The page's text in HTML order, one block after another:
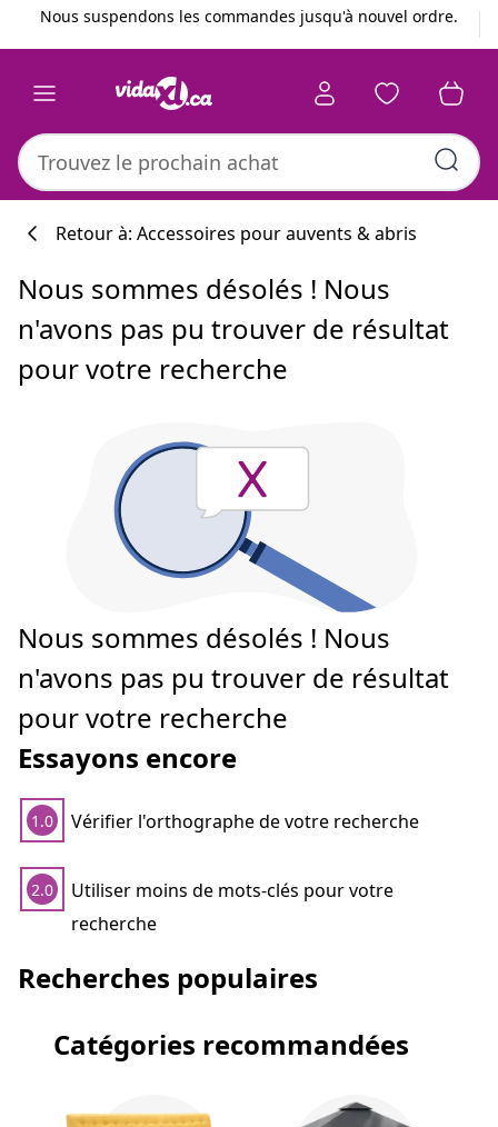
Précédent
Suivant
Nous suspendons les commandes jusqu'à nouvel ordre.
Retour à: Accessoires pour auvents & abris
Nous sommes désolés ! Nous
n'avons pas pu trouver de résultat
pour votre recherche
Nous sommes désolés ! Nous
n'avons pas pu trouver de résultat
pour votre recherche
Essayons encore
1.0 Vérifier l'orthographe de votre recherche
2.0
Utiliser moins de mots-clés pour votre
recherche
Recherches populaires
Catégories recommandées